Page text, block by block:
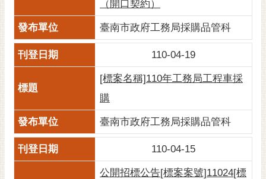
（開口契約）
臺南市政府工務局採購品管科
110-04-19
[標案名稱]110年工務局工程車採
購
臺南市政府工務局採購品管科
110-04-15
公開招標公告[標案案號]11024[標